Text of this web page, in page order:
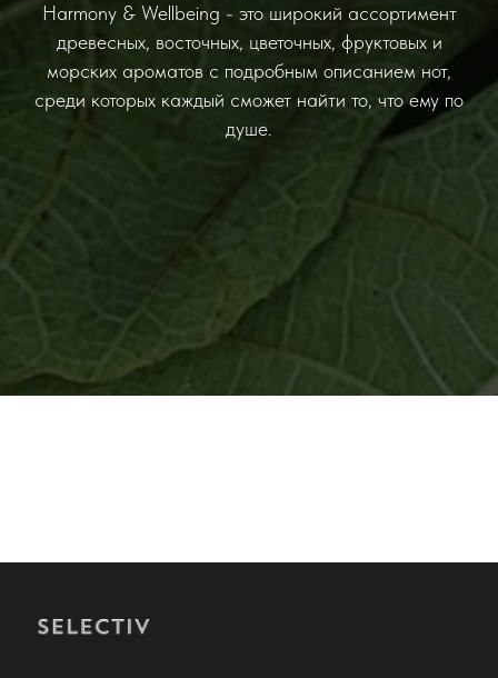
Harmony & Wellbeing - это широкий ассортимент
древесных, восточных, цветочных, фруктовых и
морских ароматов с подробным описанием нот,
среди которых каждый сможет найти то, что ему по
душе.